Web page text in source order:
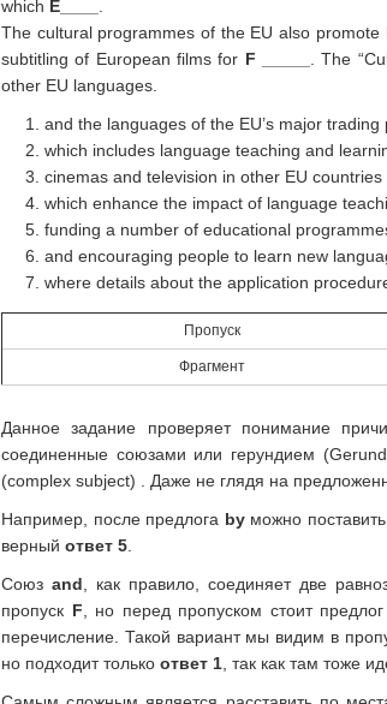
which E____
The cultural programmes of the EU also
subtitling of European films for F _____
. The
other EU languages.
and the languages of the EU’s major trading
which includes language teaching and
cinemas and television in other EU countries
which enhance the impact of language
funding a number of educational
and encouraging people to learn new
where details about the application
Пропуск
Фрагмент
Данное задание проверяет понимание
соединенные союзами или герундием
(complex subject) . Даже не глядя на
Например, после предлога byможно
верный ответ 5
Союз and , как правило, соединяет две
пропуск F , но перед пропуском стоит
перечисление. Такой вариант мы видим в
но подходит только ответ 1 , так как там тоже